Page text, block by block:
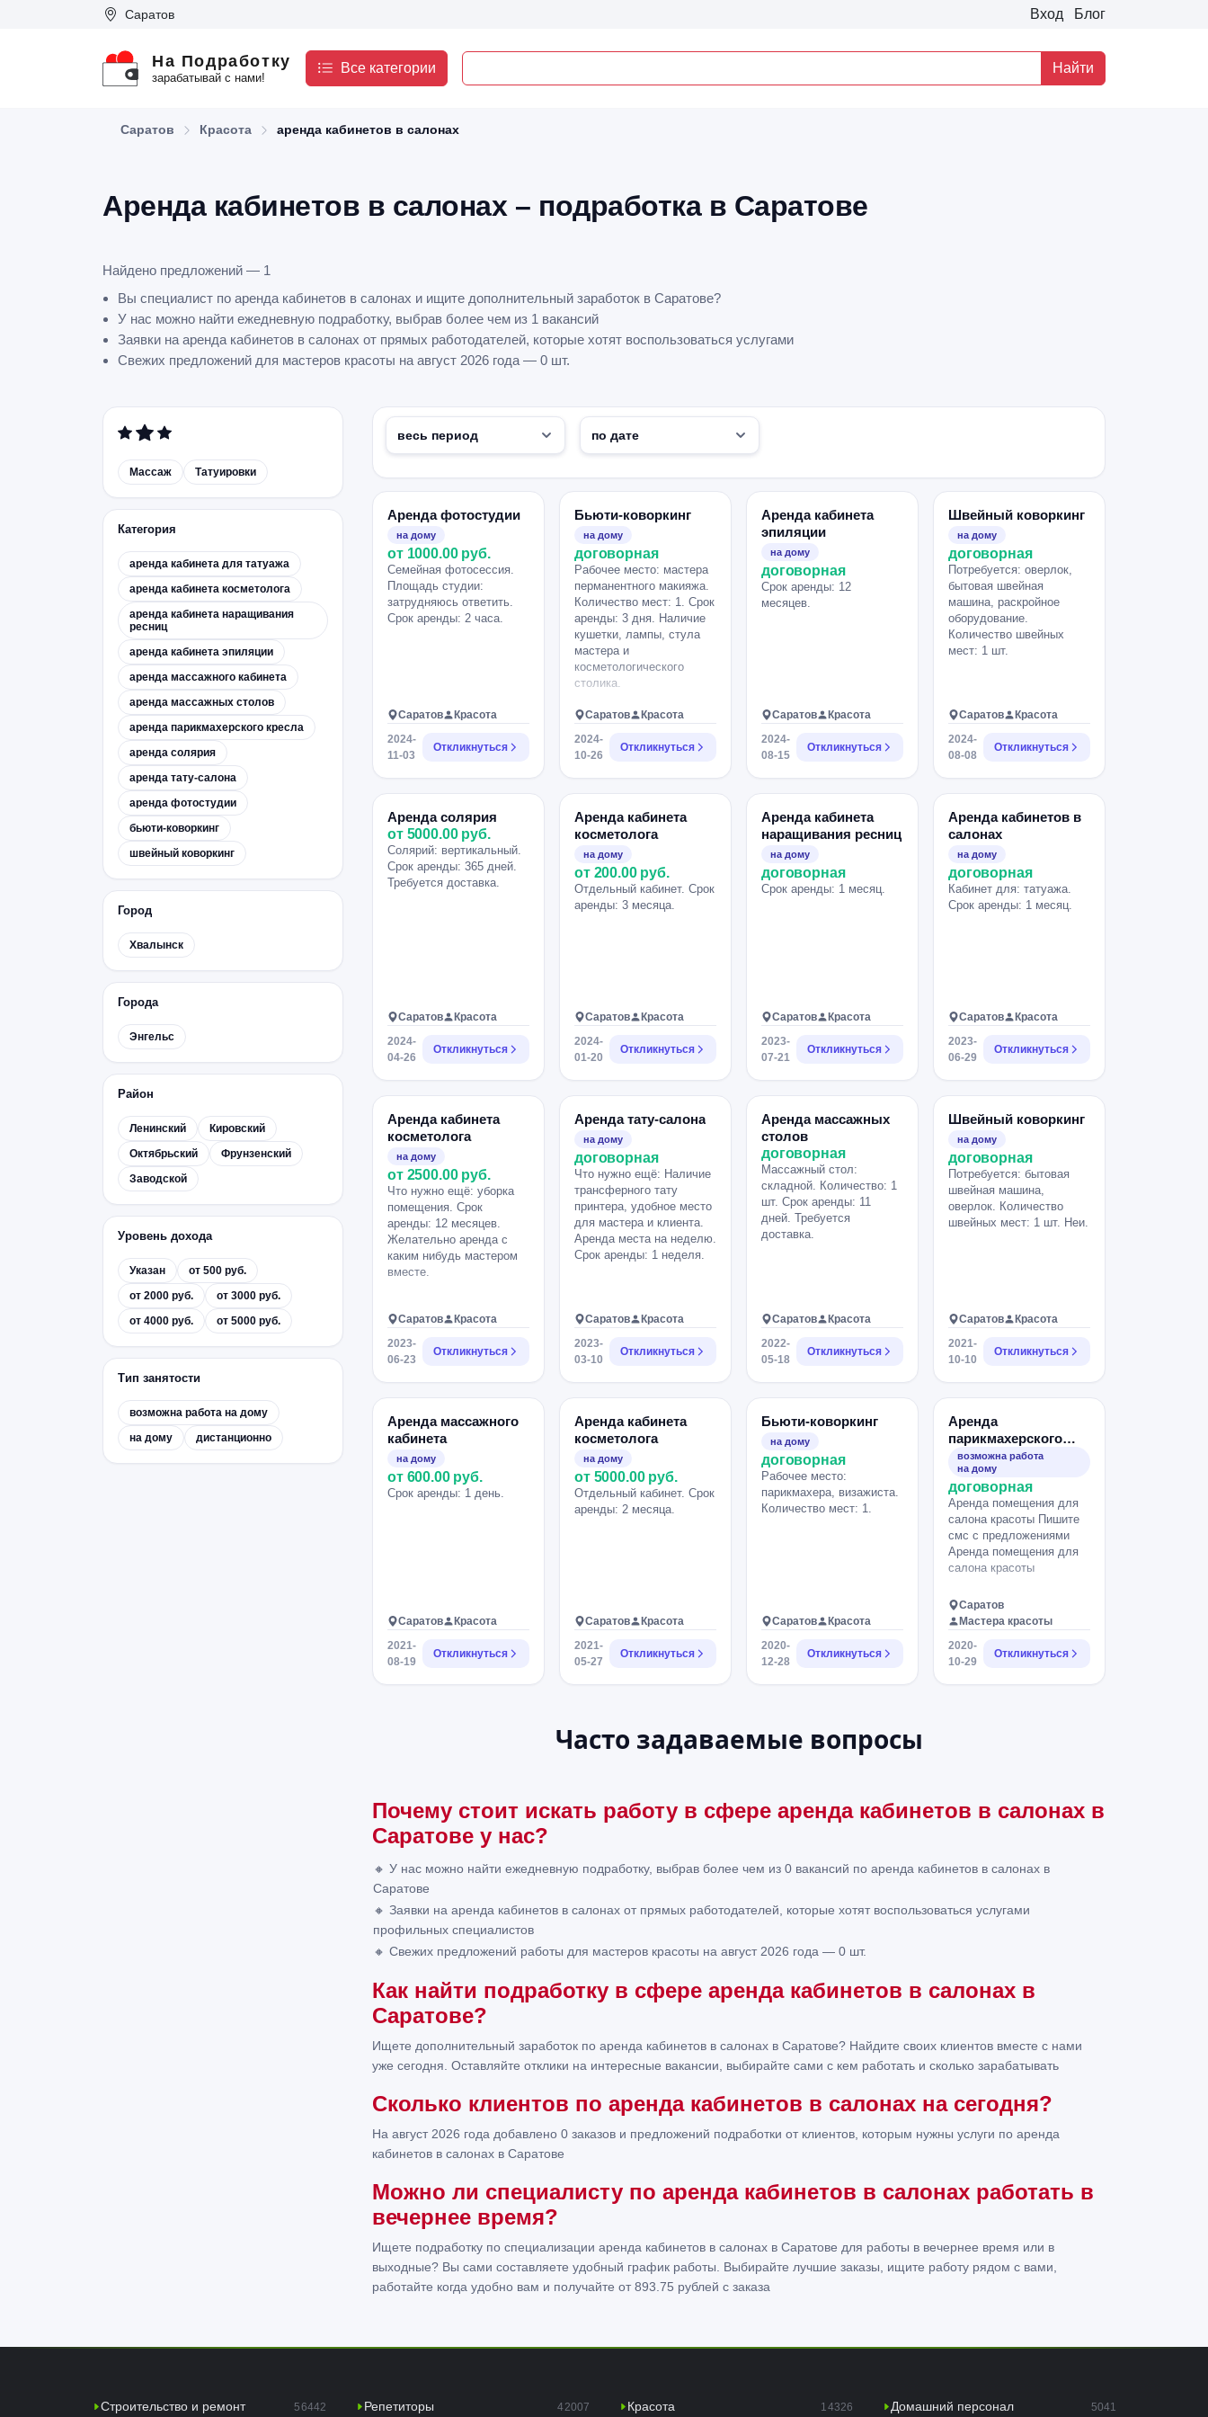
Саратов Вход Блог
На Подработку
зарабатывай с нами!
Все категории Найти
Саратов Красота аренда кабинетов в салонах
Аренда кабинетов в салонах – подработка в Саратове
Найдено предложений — 1
Вы специалист по аренда кабинетов в салонах и ищите дополнительный заработок в Саратове?
У нас можно найти ежедневную подработку, выбрав более чем из 1 вакансий
Заявки на аренда кабинетов в салонах от прямых работодателей, которые хотят воспользоваться услугами
Свежих предложений для мастеров красоты на август 2026 года — 0 шт.
Массаж Татуировки
Категория
аренда кабинета для татуажа
аренда кабинета косметолога
аренда кабинета наращивания
ресниц
аренда кабинета эпиляции
аренда массажного кабинета
аренда массажных столов
аренда парикмахерского кресла
аренда солярия
аренда тату-салона
аренда фотостудии
бьюти-коворкинг
швейный коворкинг
Город
Хвалынск
Города
Энгельс
Район
Ленинский
Кировский
Октябрьский
Фрунзенский
Заводской
Уровень дохода
Указан
от 500 руб.
от 2000 руб.
от 3000 руб.
от 4000 руб.
от 5000 руб.
Тип занятости
возможна работа на дому
на дому
дистанционно
Аренда фотостудии
на дому
от 1000.00 руб.
Семейная фотосессия.
Площадь студии:
затрудняюсь ответить.
Срок аренды: 2 часа.
Саратов
Красота
2024-
11-03
Откликнуться
Бьюти-коворкинг
на дому
договорная
Рабочее место: мастера
перманентного макияжа.
Количество мест: 1. Срок
аренды: 3 дня. Наличие
кушетки, лампы, стула
мастера и
косметологического
столика.
Саратов
Красота
2024-
10-26
Откликнуться
Аренда кабинета
эпиляции
на дому
договорная
Срок аренды: 12
месяцев.
Саратов
Красота
2024-
08-15
Откликнуться
Швейный коворкинг
на дому
договорная
Потребуется: оверлок,
бытовая швейная
машина, раскройное
оборудование.
Количество швейных
мест: 1 шт.
Саратов
Красота
2024-
08-08
Откликнуться
Аренда солярия
от 5000.00 руб.
Солярий: вертикальный.
Срок аренды: 365 дней.
Требуется доставка.
Саратов
Красота
2024-
04-26
Откликнуться
Аренда кабинета
косметолога
на дому
от 200.00 руб.
Отдельный кабинет. Срок
аренды: 3 месяца.
Саратов
Красота
2024-
01-20
Откликнуться
Аренда кабинета
наращивания ресниц
на дому
договорная
Срок аренды: 1 месяц.
Саратов
Красота
2023-
07-21
Откликнуться
Аренда кабинетов в
салонах
на дому
договорная
Кабинет для: татуажа.
Срок аренды: 1 месяц.
Саратов
Красота
2023-
06-29
Откликнуться
Аренда кабинета
косметолога
на дому
от 2500.00 руб.
Что нужно ещё: уборка
помещения. Срок
аренды: 12 месяцев.
Желательно аренда с
каким нибудь мастером
вместе.
Саратов
Красота
2023-
06-23
Откликнуться
Аренда тату-салона
на дому
договорная
Что нужно ещё: Наличие
трансферного тату
принтера, удобное место
для мастера и клиента.
Аренда места на неделю.
Срок аренды: 1 неделя.
Саратов
Красота
2023-
03-10
Откликнуться
Аренда массажных
столов
договорная
Массажный стол:
складной. Количество: 1
шт. Срок аренды: 11
дней. Требуется
доставка.
Саратов
Красота
2022-
05-18
Откликнуться
Швейный коворкинг
на дому
договорная
Потребуется: бытовая
швейная машина,
оверлок. Количество
швейных мест: 1 шт. Неи.
Саратов
Красота
2021-
10-10
Откликнуться
Аренда массажного
кабинета
на дому
от 600.00 руб.
Срок аренды: 1 день.
Саратов
Красота
2021-
08-19
Откликнуться
Аренда кабинета
косметолога
на дому
от 5000.00 руб.
Отдельный кабинет. Срок
аренды: 2 месяца.
Саратов
Красота
2021-
05-27
Откликнуться
Бьюти-коворкинг
на дому
договорная
Рабочее место:
парикмахера, визажиста.
Количество мест: 1.
Саратов
Красота
2020-
12-28
Откликнуться
Аренда
парикмахерского
кресла
возможна работа
на дому
договорная
Аренда помещения для
салона красоты Пишите
смс с предложениями
Аренда помещения для
салона красоты
Саратов
Мастера красоты
2020-
10-29
Откликнуться
Часто задаваемые вопросы
Почему стоит искать работу в сфере аренда кабинетов в салонах в
Саратове у нас?
🔸 У нас можно найти ежедневную подработку, выбрав более чем из 0 вакансий по аренда кабинетов в салонах в
Саратове
🔸 Заявки на аренда кабинетов в салонах от прямых работодателей, которые хотят воспользоваться услугами
профильных специалистов
🔸 Свежих предложений работы для мастеров красоты на август 2026 года — 0 шт.
Как найти подработку в сфере аренда кабинетов в салонах в
Саратове?
Ищете дополнительный заработок по аренда кабинетов в салонах в Саратове? Найдите своих клиентов вместе с нами
уже сегодня. Оставляйте отклики на интересные вакансии, выбирайте сами с кем работать и сколько зарабатывать
Сколько клиентов по аренда кабинетов в салонах на сегодня?
На август 2026 года добавлено 0 заказов и предложений подработки от клиентов, которым нужны услуги по аренда
кабинетов в салонах в Саратове
Можно ли специалисту по аренда кабинетов в салонах работать в
вечернее время?
Ищете подработку по специализации аренда кабинетов в салонах в Саратове для работы в вечернее время или в
выходные? Вы сами составляете удобный график работы. Выбирайте лучшие заказы, ищите работу рядом с вами,
работайте когда удобно вам и получайте от 893.75 рублей с заказа
Строительство и ремонт 56442 Репетиторы 42007 Красота 14326 Домашний персонал 5041